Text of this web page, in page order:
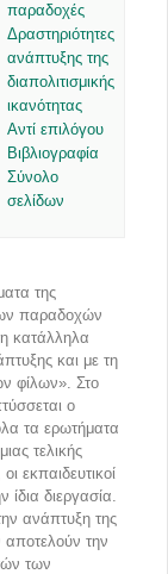
παραδοχές
Δραστηριότητες
ανάπτυξης της
διαπολιτισμικής
ικανότητας
Αντί επιλόγου
Βιβλιογραφία
Σύνολο
σελίδων
της
παραδοχών
κατάλληλα
και με τη
φίλων». Στο
ο
τα ερωτήματα
τελικής
εκπαιδευτικοί
ίδια διεργασία.
ανάπτυξη της
αποτελούν την
των